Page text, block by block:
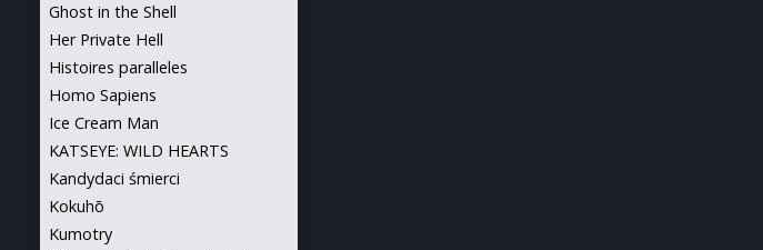
Ghost in the Shell
Her Private Hell
Histoires paralleles
Homo Sapiens
Ice Cream Man
KATSEYE: WILD HEARTS
Kandydaci śmierci
Kokuhō
Kumotry